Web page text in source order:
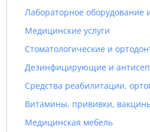
Медицинские услуги
Стоматологические и
Дезинфицирующие и
Средства реабилитации,
Витамины, прививки,
Медицинская мебель